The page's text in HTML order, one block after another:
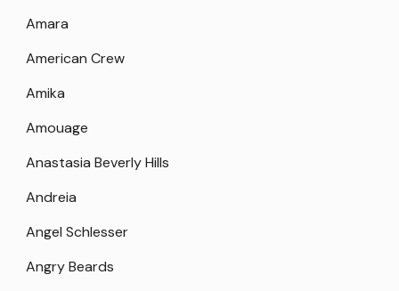
Amara
American Crew
Amika
Amouage
Anastasia Beverly Hills
Andreia
Angel Schlesser
Angry Beards